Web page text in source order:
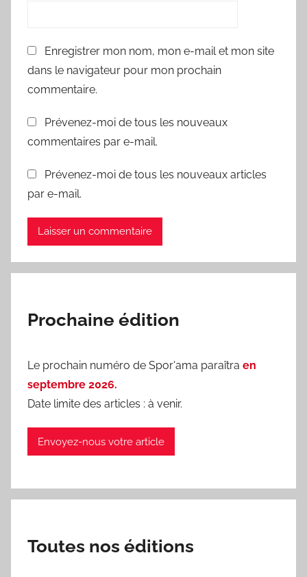
Enregistrer mon nom, mon e-mail et mon site
dans le navigateur pour mon prochain
commentaire.
Prévenez-moi de tous les nouveaux
commentaires par e-mail.
Prévenez-moi de tous les nouveaux articles
par e-mail.
Prochaine édition
Le prochain numéro de Spor'ama paraîtra en
septembre 2026.
Date limite des articles : à venir.
Envoyez-nous votre article
Toutes nos éditions